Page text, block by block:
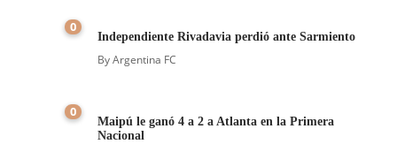
0
Independiente Rivadavia perdió ante Sarmiento
ByArgentina FC
0
Maipú le ganó 4 a 2 a Atlanta en la Primera
Nacional